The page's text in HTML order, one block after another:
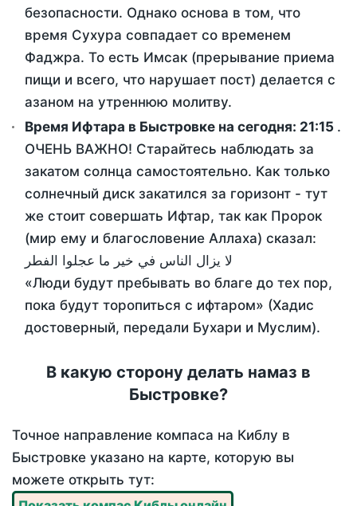
безопасности. Однако основа в том, что
время Сухура совпадает со временем
Фаджра. То есть Имсак (прерывание приема
пищи и всего, что нарушает пост) делается с
азаном на утреннюю молитву.
Время Ифтара в Быстровке на сегодня: 21:15 .
ОЧЕНЬ ВАЖНО! Старайтесь наблюдать за
закатом солнца самостоятельно. Как только
солнечный диск закатился за горизонт - тут
же стоит совершать Ифтар, так как Пророк
(мир ему и благословение Аллаха) сказал:
لا يزال الناس في خير ما عجلوا الفطر
«Люди будут пребывать во благе до тех пор,
пока будут торопиться с ифтаром» (Хадис
достоверный, передали Бухари и Муслим).
В какую сторону делать намаз в
Быстровке?
Точное направление компаса на Киблу в
Быстровке указано на карте, которую вы
можете открыть тут: